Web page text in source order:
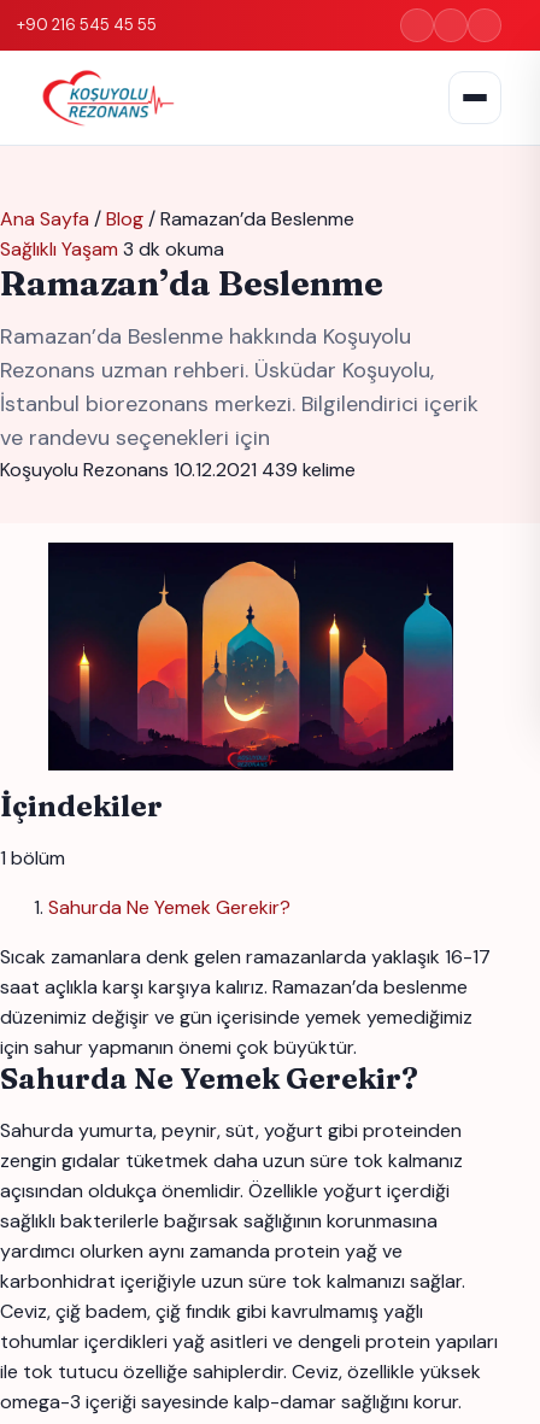
+90 216 545 45 55
Ana Sayfa /Blog/Ramazan’da Beslenme
Sağlıklı Yaşam 3 dk okuma
Ramazan’da Beslenme
Ramazan’da Beslenme hakkında Koşuyolu
Rezonans uzman rehberi. Üsküdar Koşuyolu,
İstanbul biorezonans merkezi. Bilgilendirici içerik
ve randevu seçenekleri için
Koşuyolu Rezonans 10.12.2021 439 kelime
İçindekiler
1 bölüm
Sahurda Ne Yemek Gerekir?
Sıcak zamanlara denk gelen ramazanlarda yaklaşık 16-17
saat açlıkla karşı karşıya kalırız. Ramazan’da beslenme
düzenimiz değişir ve gün içerisinde yemek yemediğimiz
için sahur yapmanın önemi çok büyüktür.
Sahurda Ne Yemek Gerekir?
Sahurda yumurta, peynir, süt, yoğurt gibi proteinden
zengin gıdalar tüketmek daha uzun süre tok kalmanız
açısından oldukça önemlidir. Özellikle yoğurt içerdiği
sağlıklı bakterilerle bağırsak sağlığının korunmasına
yardımcı olurken aynı zamanda protein yağ ve
karbonhidrat içeriğiyle uzun süre tok kalmanızı sağlar.
Ceviz, çiğ badem, çiğ fındık gibi kavrulmamış yağlı
tohumlar içerdikleri yağ asitleri ve dengeli protein yapıları
ile tok tutucu özelliğe sahiplerdir. Ceviz, özellikle yüksek
omega-3 içeriği sayesinde kalp-damar sağlığını korur.